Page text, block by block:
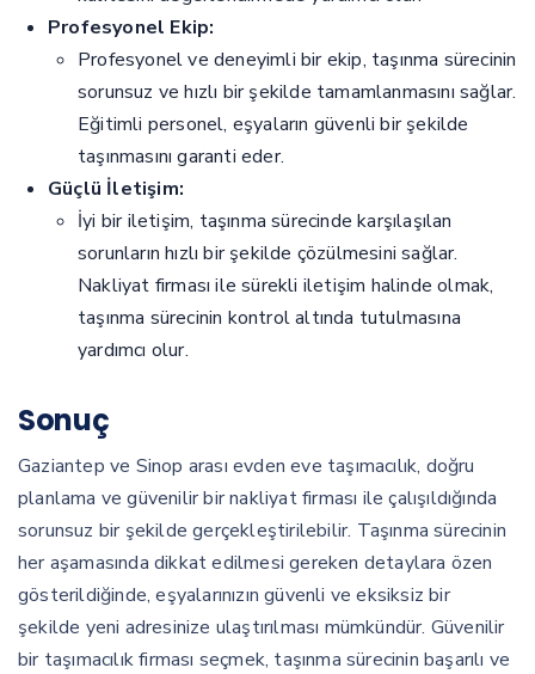
Profesyonel Ekip:
Profesyonel ve deneyimli bir ekip, taşınma sürecinin
sorunsuz ve hızlı bir şekilde tamamlanmasını sağlar.
Eğitimli personel, eşyaların güvenli bir şekilde
taşınmasını garanti eder.
Güçlü İletişim:
İyi bir iletişim, taşınma sürecinde karşılaşılan
sorunların hızlı bir şekilde çözülmesini sağlar.
Nakliyat firması ile sürekli iletişim halinde olmak,
taşınma sürecinin kontrol altında tutulmasına
yardımcı olur.
Sonuç
Gaziantep ve Sinop arası evden eve taşımacılık, doğru
planlama ve güvenilir bir nakliyat firması ile çalışıldığında
sorunsuz bir şekilde gerçekleştirilebilir. Taşınma sürecinin
her aşamasında dikkat edilmesi gereken detaylara özen
gösterildiğinde, eşyalarınızın güvenli ve eksiksiz bir
şekilde yeni adresinize ulaştırılması mümkündür. Güvenilir
bir taşımacılık firması seçmek, taşınma sürecinin başarılı ve